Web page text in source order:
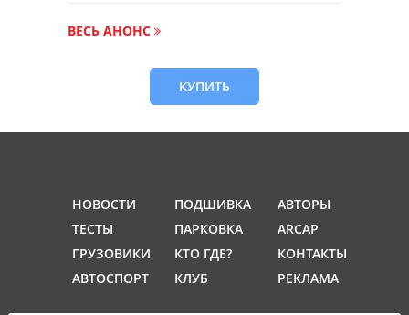
ВЕСЬ АНОНС
КУПИТЬ
НОВОСТИ
ТЕСТЫ
ГРУЗОВИКИ
АВТОСПОРТ
ПОДШИВКА
ПАРКОВКА
КТО ГДЕ?
КЛУБ
АВТОРЫ
ARCAP
КОНТАКТЫ
РЕКЛАМА